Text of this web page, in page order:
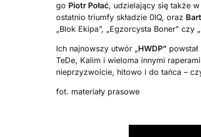
go Piotr Połać, udzielający się także
ostatnio triumfy składzie 0IQ, oraz
„Blok Ekipa”, „Egzorcysta Boner”
Ich najnowszy utwór „HWDP”
TeDe, Kalim i wieloma innymi
nieprzyzwoicie, hitowo i do tańca –
fot. materiały prasowe